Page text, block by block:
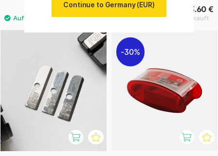
4 € 3.60 €
30%
Continue to Germany (EUR)